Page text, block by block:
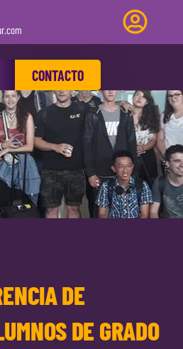
CONTACTO
DE
DE GRADO